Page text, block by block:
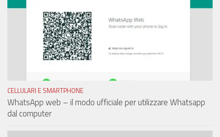
CELLULARI E SMARTPHONE
WhatsApp web – il modo ufficiale per utilizzare Whatsapp
dal computer